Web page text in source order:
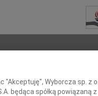
Imię i nazwisko
Wyborcza sp. z
będąca spółką powiązaną